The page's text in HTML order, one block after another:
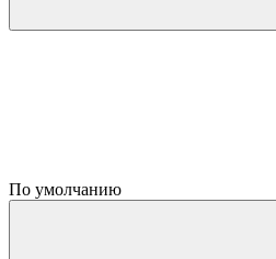
По умолчанию